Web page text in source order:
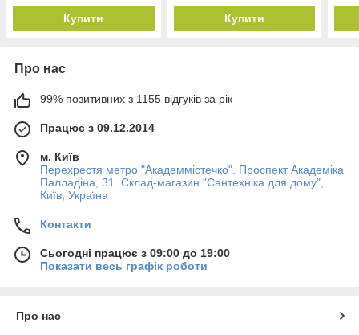
Купити Купити
Про нас
99% позитивних з 1155 відгуків за рік
Працює з 09.12.2014
м. Київ
Перехрестя метро "Академмістечко". Проспект Академіка
Палладіна, 31. Склад-магазин "Сантехніка для дому",
Київ, Україна
Контакти
Сьогодні працює з 09:00 до 19:00
Показати весь графік роботи
Про нас